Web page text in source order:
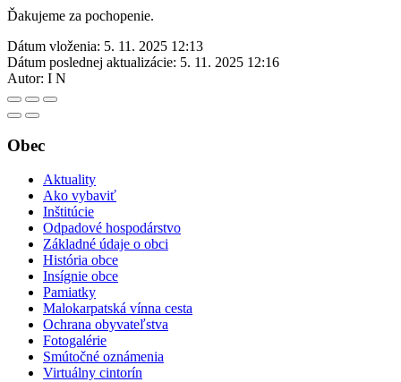
Ďakujeme za pochopenie.
Dátum vloženia: 5. 11. 2025 12:13
Dátum poslednej aktualizácie: 5. 11. 2025 12:16
Autor: I N
Obec
Aktuality
Ako vybaviť
Inštitúcie
Odpadové hospodárstvo
Základné údaje o obci
História obce
Insígnie obce
Pamiatky
Malokarpatská vínna cesta
Ochrana obyvateľstva
Fotogalérie
Smútočné oznámenia
Virtuálny cintorín